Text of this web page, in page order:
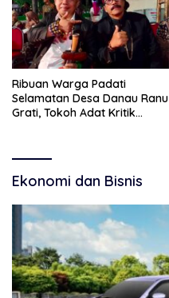
Ribuan Warga Padati
Selamatan Desa Danau Ranu
Grati, Tokoh Adat Kritik
Ekonomi dan Bisnis